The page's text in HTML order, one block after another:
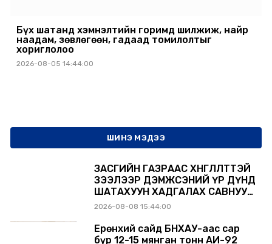
Бүх шатанд хэмнэлтийн горимд шилжиж, найр
наадам, зөвлөгөөн, гадаад томилолтыг
хориглолоо
2026-08-05 14:44:00
ШИНЭ МЭДЭЭ
ЗАСГИЙН ГАЗРААС ХӨНГӨЛӨЛТТЭЙ
ЗЭЭЛЭЭР ДЭМЖСЭНИЙ ҮР ДҮНД
ШАТАХУУН ХАДГАЛАХ САВНУУД
ЭХНЭЭСЭЭ АШИГЛАЛТАД ОРЖ
2026-08-08 15:44:00
Ерөнхий сайд БНХАУ-аас сар
бүр 12-15 мянган тонн АИ-92